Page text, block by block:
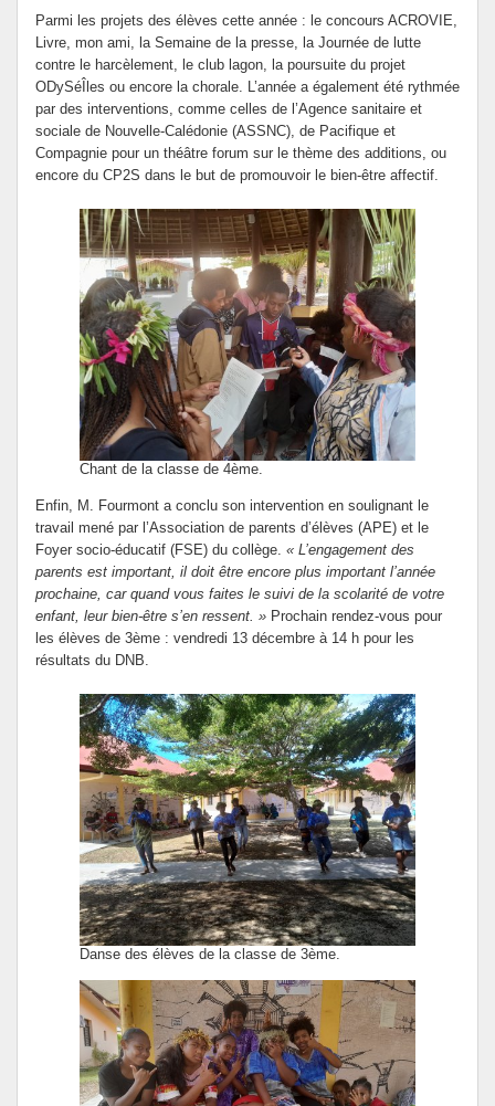
Parmi les projets des élèves cette année : le concours ACROVIE,
Livre, mon ami, la Semaine de la presse, la Journée de lutte
contre le harcèlement, le club lagon, la poursuite du projet
ODySéÎles ou encore la chorale. L’année a également été rythmée
par des interventions, comme celles de l’Agence sanitaire et
sociale de Nouvelle-Calédonie (ASSNC), de Pacifique et
Compagnie pour un théâtre forum sur le thème des additions, ou
encore du CP2S dans le but de promouvoir le bien-être affectif.
Chant de la classe de 4ème.
Enfin, M. Fourmont a conclu son intervention en soulignant le
travail mené par l’Association de parents d’élèves (APE) et le
Foyer socio-éducatif (FSE) du collège. « L’engagement des
parents est important, il doit être encore plus important l’année
prochaine, car quand vous faites le suivi de la scolarité de votre
enfant, leur bien-être s’en ressent. » Prochain rendez-vous pour
les élèves de 3ème : vendredi 13 décembre à 14 h pour les
résultats du DNB.
Danse des élèves de la classe de 3ème.